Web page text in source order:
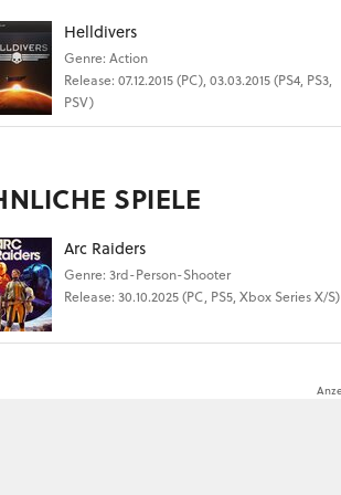
Helldivers
Genre: Action
Release: 07.12.2015 (PC), 03.03.2015 (PS4, PS3,
PSV)
SPIELE
Arc Raiders
Genre: 3rd-Person-Shooter
Release: 30.10.2025 (PC, PS5, Xbox Series X/S)